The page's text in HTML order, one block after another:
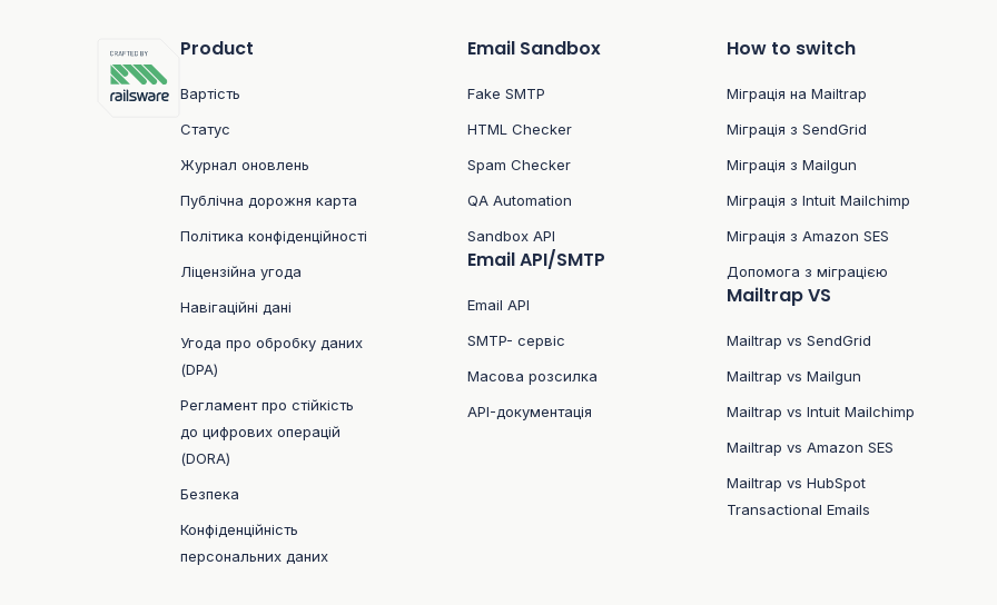
Product
Вартість
Статус
Журнал оновлень
Публічна дорожня карта
Політика конфіденційності
Ліцензійна угода
Навігаційні дані
Угода про обробку даних
(DPA)
Регламент про стійкість
до цифрових операцій
(DORA)
Безпека
Конфіденційність
персональних даних
Email Sandbox
Fake SMTP
HTML Checker
Spam Checker
QA Automation
Sandbox API
Email API/SMTP
Email API
SMTP- сервіс
Масова розсилка
API-документація
How to switch
Міграція на Mailtrap
Міграція з SendGrid
Міграція з Mailgun
Міграція з Intuit Mailchimp
Міграція з Amazon SES
Допомога з міграцією
Mailtrap VS
Mailtrap vs SendGrid
Mailtrap vs Mailgun
Mailtrap vs Intuit Mailchimp
Mailtrap vs Amazon SES
Mailtrap vs HubSpot
Transactional Emails